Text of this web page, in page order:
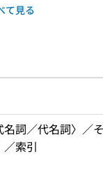
て見る
詞／代名詞〉／
索引